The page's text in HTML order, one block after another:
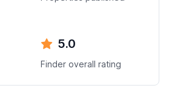
5.0
Finder overall rating